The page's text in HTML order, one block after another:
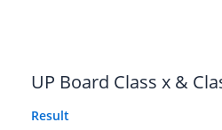
UP Board Class x &
Result